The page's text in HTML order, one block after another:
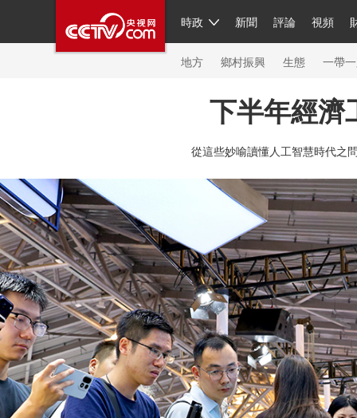
時政 新聞 評論 視頻
人民領袖習近平 聯播+ 中國
直播 片庫 欄目大全 節目單
繁體 海外頻道 iPanda
地方 鄉村振興 生態 一帶
共産黨員網 秧紀錄 紀
新聞 評論 經濟 軍事 科技
人民領袖習近平 熱解讀 天天學習 習
視頻 小央視頻 小央直播 直播中國 熊貓頻
現場 前線 比劃 快看 藍海中國 新兵請入
體育 直播 競猜 2026年世界盃 2026年冬奧
VIP會員 CCTV奧林匹克頻道 生活體育大會
財經 教育 鄉村振興 生態環境 一帶一路
大國智造 大國展會 大國保險 雲頂對話 雲
下半年經濟
從這些妙喻讀懂人工智慧時代之